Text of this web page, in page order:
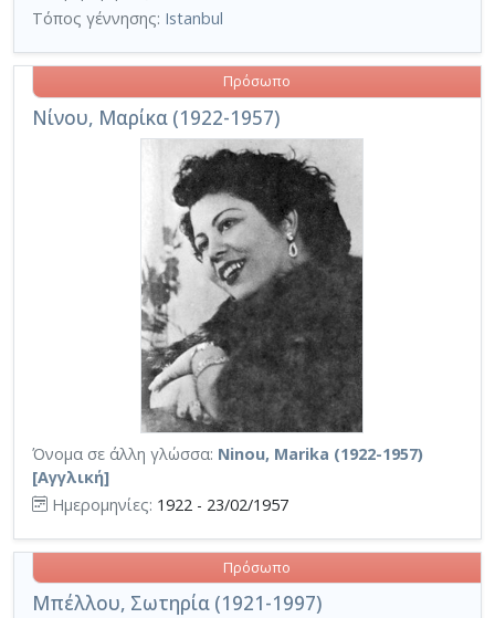
Τόπος γέννησης: Istanbul
Νίνου, Μαρίκα (1922-1957)
Πρόσωπο
Όνομα σε άλλη γλώσσα: Ninou, Marika (1922-1957)
[Αγγλική]
Ημερομηνίες: 1922 - 23/02/1957
Μπέλλου, Σωτηρία (1921-1997)
Πρόσωπο